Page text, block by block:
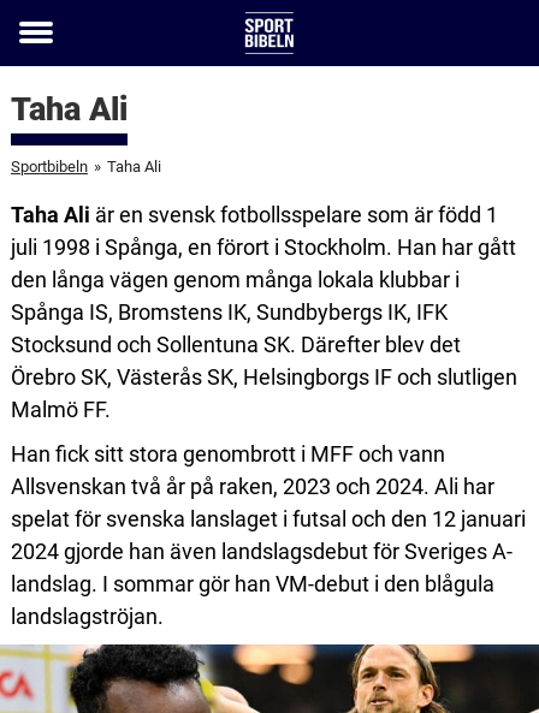
Toggle
Taha Ali
Sportbibeln » Taha Ali
Taha Ali är en svensk fotbollsspelare som är född 1
juli 1998 i Spånga, en förort i Stockholm. Han har gått
den långa vägen genom många lokala klubbar i
Spånga IS, Bromstens IK, Sundbybergs IK, IFK
Stocksund och Sollentuna SK. Därefter blev det
Örebro SK, Västerås SK, Helsingborgs IF och slutligen
Malmö FF.
Han fick sitt stora genombrott i MFF och vann
Allsvenskan två år på raken, 2023 och 2024. Ali har
spelat för svenska lanslaget i futsal och den 12 januari
2024 gjorde han även landslagsdebut för Sveriges A-
landslag. I sommar gör han VM-debut i den blågula
landslagströjan.